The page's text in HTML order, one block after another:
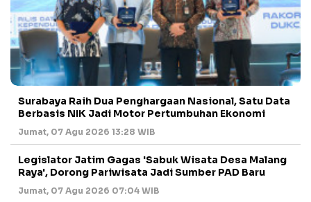
Surabaya Raih Dua Penghargaan Nasional, Satu Data
Berbasis NIK Jadi Motor Pertumbuhan Ekonomi
Jumat, 07 Agu 2026 13:28 WIB
Legislator Jatim Gagas 'Sabuk Wisata Desa Malang
Raya', Dorong Pariwisata Jadi Sumber PAD Baru
Jumat, 07 Agu 2026 07:04 WIB